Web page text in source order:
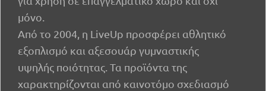
μόνο.
Από το 2004, η LiveUp προσφέρει αθλητικό
εξοπλισμό και αξεσουάρ γυμναστικής
υψηλής ποιότητας. Τα προϊόντα της
χαρακτηρίζονται από καινοτόμο σχεδιασμό